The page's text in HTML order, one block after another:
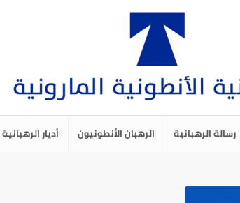
رسالة الرهبانية الرهبان الأنطونيون أديار الرهبانية